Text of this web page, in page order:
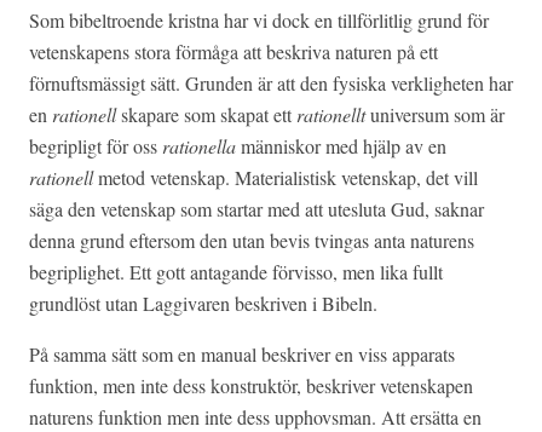
Som bibeltroende kristna har vi dock en tillförlitlig grund för
vetenskapens stora förmåga att beskriva naturen på ett
förnuftsmässigt sätt. Grunden är att den fysiska verkligheten har
en rationellskapare som skapat ett rationelltuniversum som är
begripligt för oss rationellamänniskor med hjälp av en
rationellmetod vetenskap. Materialistisk vetenskap, det vill
säga den vetenskap som startar med att utesluta Gud, saknar
denna grund eftersom den utan bevis tvingas anta naturens
begriplighet. Ett gott antagande förvisso, men lika fullt
grundlöst utan Laggivaren beskriven i Bibeln.
På samma sätt som en manual beskriver en viss apparats
funktion, men inte dess konstruktör, beskriver vetenskapen
naturens funktion men inte dess upphovsman. Att ersätta en